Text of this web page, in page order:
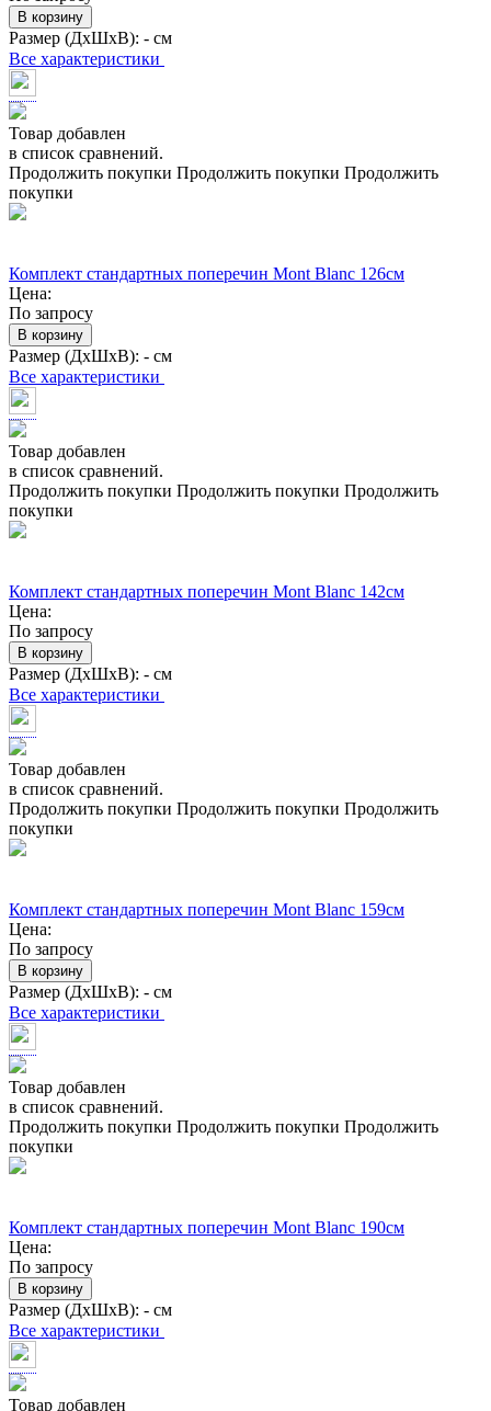
В корзину
Размер (ДхШхВ): - см
Все характеристики
Товар добавлен
в список сравнений.
Продолжить покупки Продолжить покупки Продолжить
покупки
Комплект стандартных поперечин Mont Blanc 126см
Цена:
По запросу
В корзину
Размер (ДхШхВ): - см
Все характеристики
Товар добавлен
в список сравнений.
Продолжить покупки Продолжить покупки Продолжить
покупки
Комплект стандартных поперечин Mont Blanc 142см
Цена:
По запросу
В корзину
Размер (ДхШхВ): - см
Все характеристики
Товар добавлен
в список сравнений.
Продолжить покупки Продолжить покупки Продолжить
покупки
Комплект стандартных поперечин Mont Blanc 159см
Цена:
По запросу
В корзину
Размер (ДхШхВ): - см
Все характеристики
Товар добавлен
в список сравнений.
Продолжить покупки Продолжить покупки Продолжить
покупки
Комплект стандартных поперечин Mont Blanc 190см
Цена:
По запросу
В корзину
Размер (ДхШхВ): - см
Все характеристики
Товар добавлен